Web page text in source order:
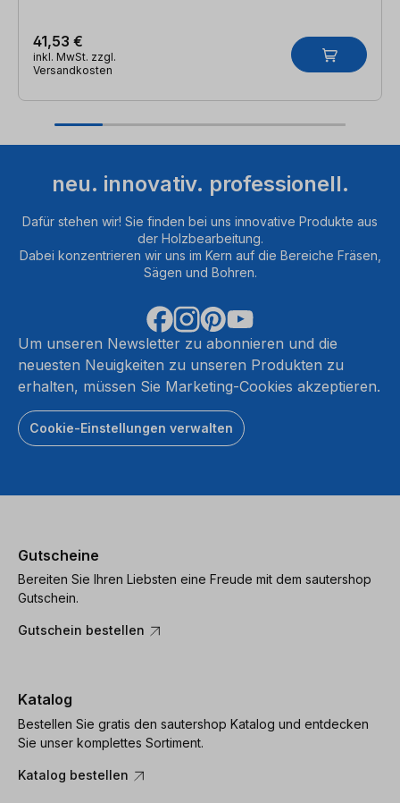
41,53 €
inkl. MwSt. zzgl.
Versandkosten
neu. innovativ. professionell.
Dafür stehen wir! Sie finden bei uns innovative Produkte aus
der Holzbearbeitung.
Dabei konzentrieren wir uns im Kern auf die Bereiche Fräsen,
Sägen und Bohren.
Um unseren Newsletter zu abonnieren und die
neuesten Neuigkeiten zu unseren Produkten zu
erhalten, müssen Sie Marketing-Cookies akzeptieren.
Cookie-Einstellungen verwalten
Gutscheine
Bereiten Sie Ihren Liebsten eine Freude mit dem sautershop
Gutschein.
Gutschein bestellen
Katalog
Bestellen Sie gratis den sautershop Katalog und entdecken
Sie unser komplettes Sortiment.
Katalog bestellen